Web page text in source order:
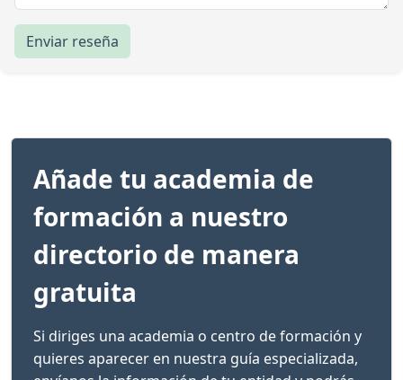
Enviar reseña
Añade tu academia de
formación a nuestro
directorio de manera
gratuita
Si diriges una academia o centro de formación y
quieres aparecer en nuestra guía especializada,